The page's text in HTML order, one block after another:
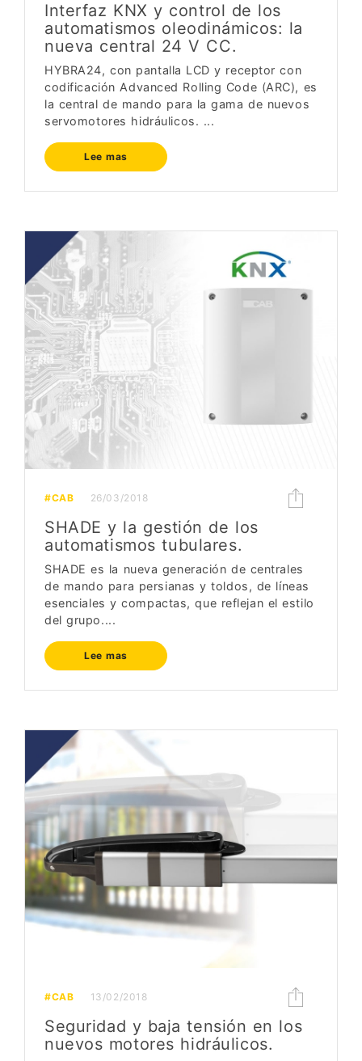
Interfaz KNX y control de los
automatismos oleodinámicos: la
nueva central 24 V CC.
HYBRA24, con pantalla LCD y receptor con
codificación Advanced Rolling Code (ARC), es
la central de mando para la gama de nuevos
servomotores hidráulicos. ...
Lee mas
#CAB 26/03/2018
SHADE y la gestión de los
automatismos tubulares.
SHADE es la nueva generación de centrales
de mando para persianas y toldos, de líneas
esenciales y compactas, que reflejan el estilo
del grupo....
Lee mas
#CAB 13/02/2018
Seguridad y baja tensión en los
nuevos motores hidráulicos.